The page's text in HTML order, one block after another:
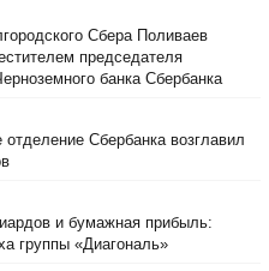
Сбера Поливаев
председателя
банка Сбербанка
отделение Сбербанка возглавил
и бумажная прибыль:
группы «Диагональ»